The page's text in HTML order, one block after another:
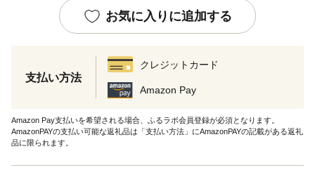
お気に入りに追加する
支払い方法
クレジットカード
Amazon Pay
Amazon Pay支払いを希望される場合、ふるラボ会員登録が必須となります。
AmazonPAYの支払い可能な返礼品は「支払い方法」にAmazonPAYの記載がある返礼
品に限られます。